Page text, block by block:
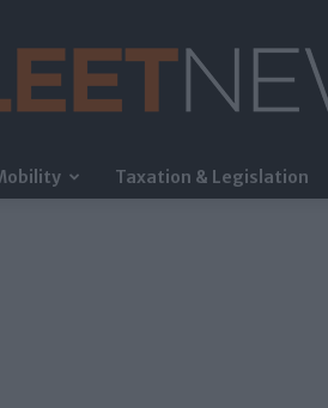
Taxation & Legislation